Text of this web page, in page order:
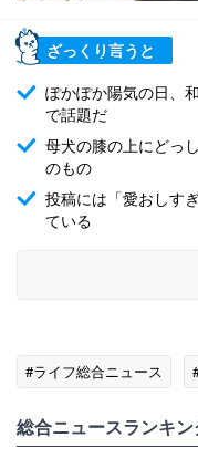
ざっくり言うと
ぽかぽか陽気の日、
で話題だ
母犬の膝の上にどっ
のもの
投稿には「愛おしす
ている
#ライフ総合ニュース
総合ニュースランキン